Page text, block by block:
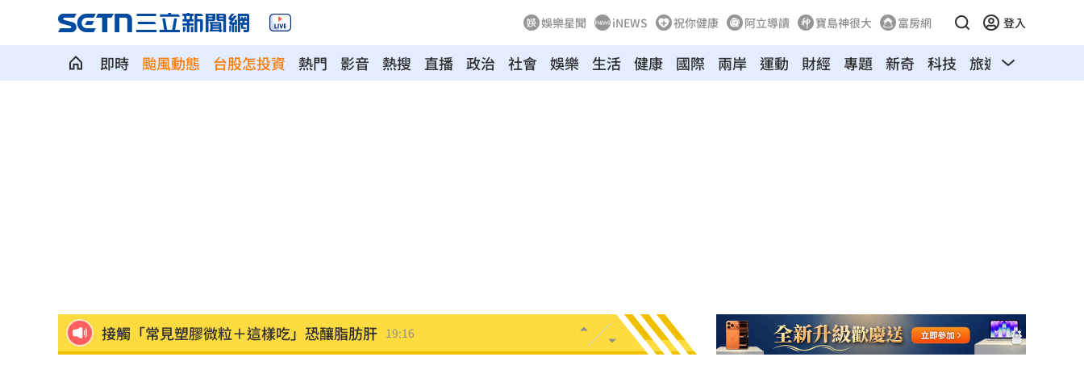
娛樂星聞 iNEWS 祝你健康 阿立導讀 寶島神很大 富房網 登入
即時 颱風動態 台股怎投資 熱門 影音 熱搜 直播 政治 社會 娛樂 生活 健康 國際 兩岸 運動 財經 專題 新奇 科技 旅遊 汽車
接觸「常見塑膠微粒＋這樣吃」恐釀脂肪肝 19:16